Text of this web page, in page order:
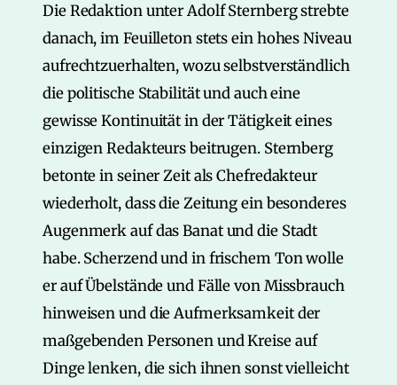
Die Redaktion unter Adolf Sternberg strebte
danach, im Feuilleton stets ein hohes Niveau
aufrechtzuerhalten, wozu selbstverständlich
die politische Stabilität und auch eine
gewisse Kontinuität in der Tätigkeit eines
einzigen Redakteurs beitrugen. Sternberg
betonte in seiner Zeit als Chefredakteur
wiederholt, dass die Zeitung ein besonderes
Augenmerk auf das Banat und die Stadt
habe. Scherzend und in frischem Ton wolle
er auf Übelstände und Fälle von Missbrauch
hinweisen und die Aufmerksamkeit der
maßgebenden Personen und Kreise auf
Dinge lenken, die sich ihnen sonst vielleicht